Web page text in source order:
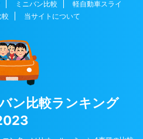
ミニバン比較
軽自動車スライ
当サイトについて
ン比較ランキング